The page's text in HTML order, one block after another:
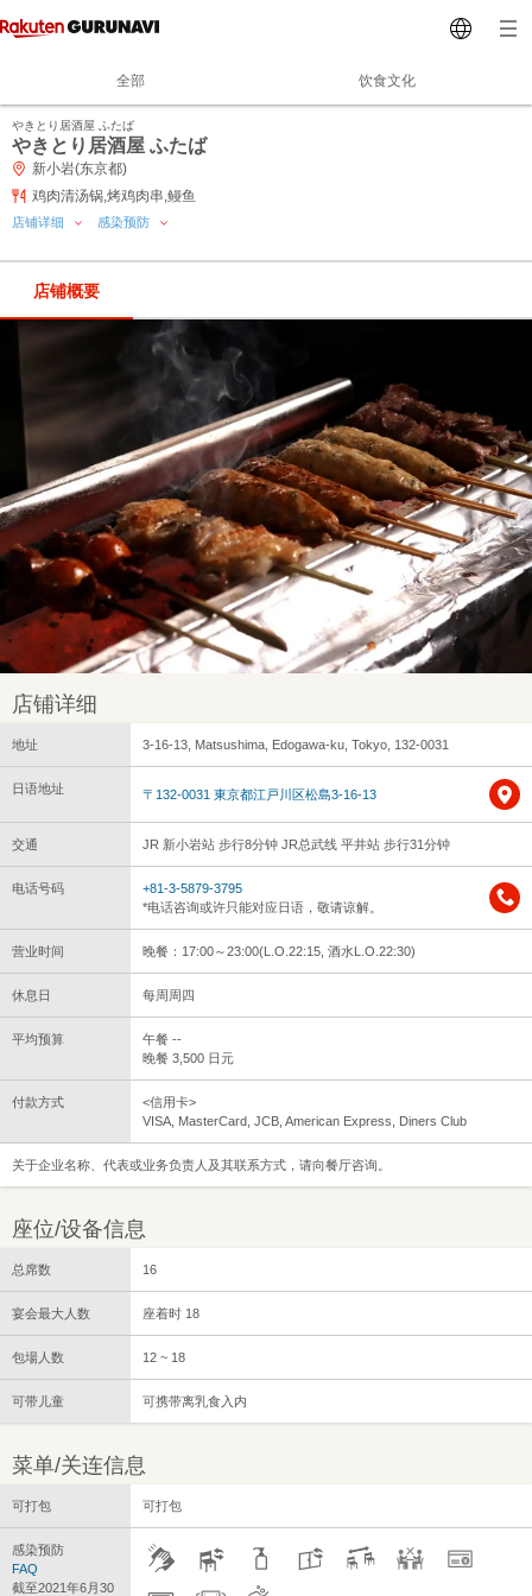
全部 饮食文化
やきとり居酒屋 ふたば
やきとり居酒屋 ふたば
新小岩(东京都)
鸡肉清汤锅,烤鸡肉串,鳗鱼
店铺详细 感染预防
店铺概要
店铺详细
地址 3-16-13, Matsushima, Edogawa-ku, Tokyo, 132-0031
日语地址 〒132-0031 東京都江戸川区松島3-16-13
交通 JR 新小岩站 步行8分钟 JR总武线 平井站 步行31分钟
电话号码
+81-3-5879-3795
*电话咨询或许只能对应日语，敬请谅解。
营业时间 晚餐：17:00～23:00(L.O.22:15, 酒水L.O.22:30)
休息日 每周周四
平均预算
午餐 --
晚餐 3,500 日元
付款方式
<信用卡>
VISA, MasterCard, JCB, American Express, Diners Club
关于企业名称、代表或业务负责人及其联系方式，请向餐厅咨询。
座位/设备信息
总席数 16
宴会最大人数 座着时 18
包場人数 12 ~ 18
可带儿童 可携带离乳食入内
菜单/关连信息
可打包 可打包
感染预防
FAQ
截至2021年6月30